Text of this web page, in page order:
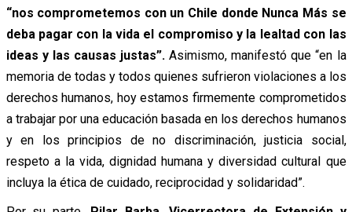
“nos comprometemos con un Chile donde Nunca Más se
deba pagar con la vida el compromiso y la lealtad con las
ideas y las causas justas”.Asimismo, manifestó que “en la
memoria de todas y todos quienes sufrieron violaciones a los
derechos humanos, hoy estamos firmemente comprometidos
a trabajar por una educación basada en los derechos humanos
y en los principios de no discriminación, justicia social,
respeto a la vida, dignidad humana y diversidad cultural que
incluya la ética de cuidado, reciprocidad y solidaridad”.